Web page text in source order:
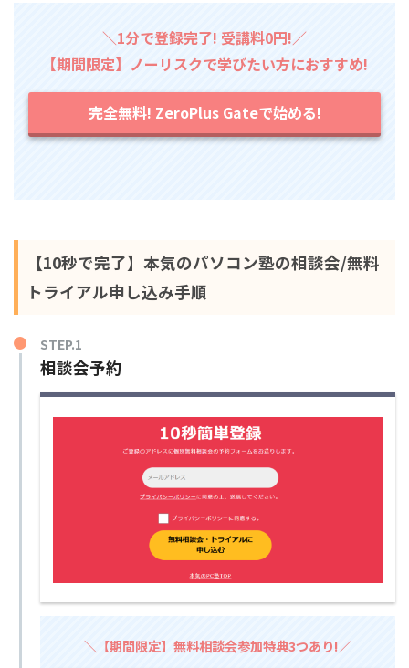
＼1分で登録完了! 受講料0円!／
【期間限定】ノーリスクで学びたい方におすすめ!
完全無料! ZeroPlus Gateで始める!
【10秒で完了】本気のパソコン塾の相談会/無料
トライアル申し込み手順
STEP.1
相談会予約
＼【期間限定】無料相談会参加特典3つあり!／